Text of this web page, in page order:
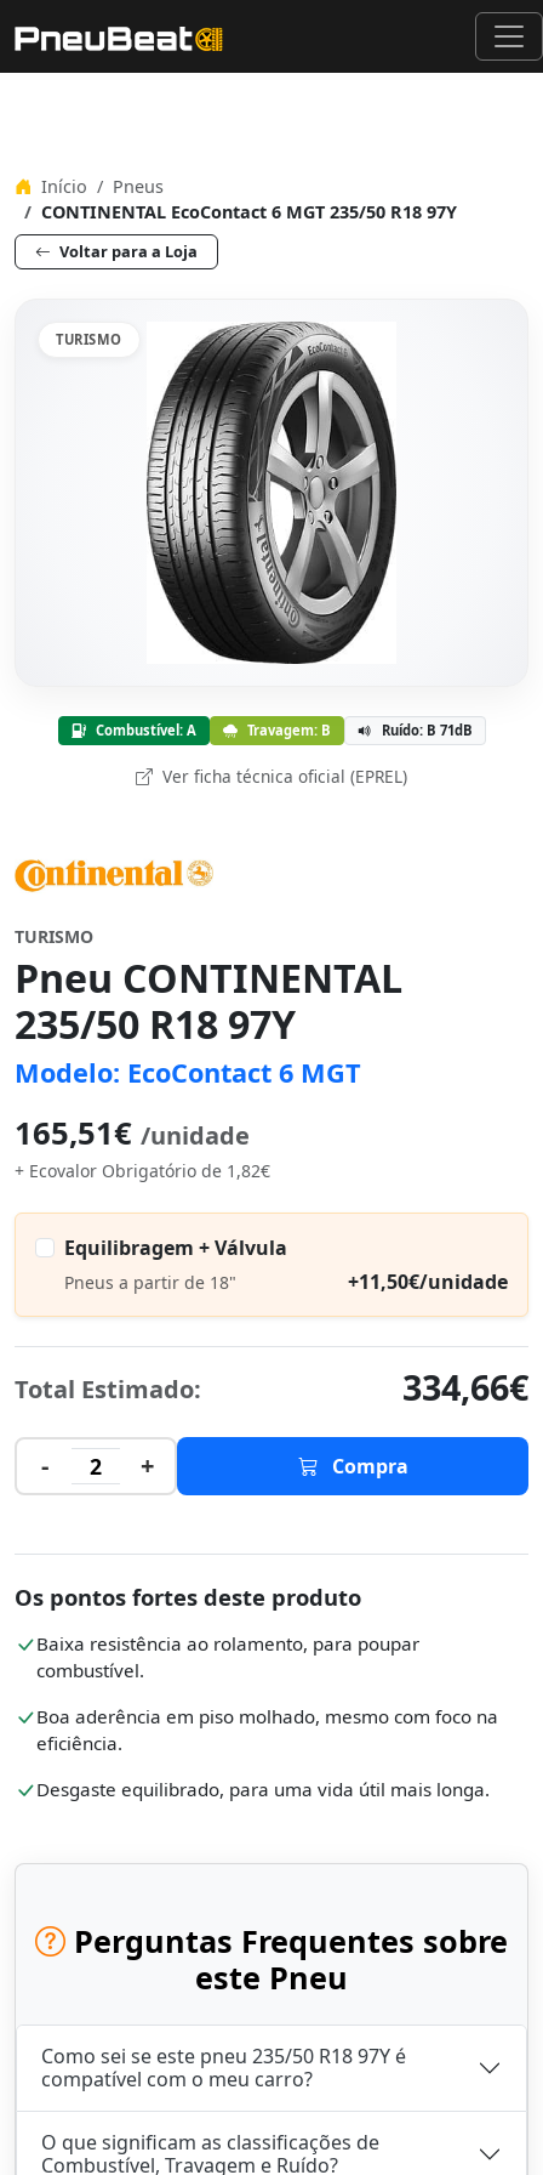
Início
Pneus
CONTINENTAL EcoContact 6 MGT 235/50 R18 97Y
Voltar para a Loja
TURISMO
Combustível: A Travagem: B Ruído: B 71dB
Ver ficha técnica oficial (EPREL)
TURISMO
Pneu CONTINENTAL
235/50 R18 97Y
Modelo: EcoContact 6 MGT
165,51€ /unidade
+ Ecovalor Obrigatório de 1,82€
Equilibragem + Válvula
Pneus a partir de 18" +11,50€/unidade
Total Estimado: 334,66€
- 2 + Compra
Os pontos fortes deste produto
Baixa resistência ao rolamento, para poupar
combustível.
Boa aderência em piso molhado, mesmo com foco na
eficiência.
Desgaste equilibrado, para uma vida útil mais longa.
Perguntas Frequentes sobre
este Pneu
Como sei se este pneu 235/50 R18 97Y é
compatível com o meu carro?
O que significam as classificações de
Combustível, Travagem e Ruído?